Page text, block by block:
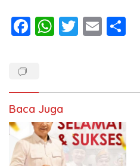
F
o
o
k
W
A
p
p
T E
Baca Juga